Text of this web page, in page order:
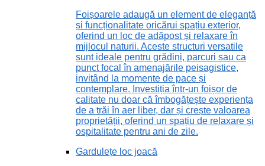
Foișoarele adaugă un element de eleganță
și funcționalitate oricărui spațiu exterior,
oferind un loc de adăpost și relaxare în
mijlocul naturii. Aceste structuri versatile
sunt ideale pentru grădini, parcuri sau ca
punct focal în amenajările peisagistice,
invitând la momente de pace și
contemplare. Investiția într-un foișor de
calitate nu doar că îmbogățește experiența
de a trăi în aer liber, dar și crește valoarea
proprietății, oferind un spațiu de relaxare și
ospitalitate pentru ani de zile.
Gardulețe loc joacă